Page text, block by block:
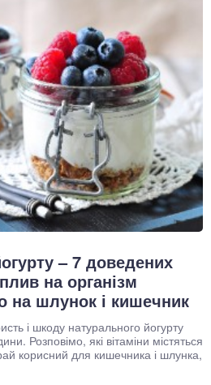
– 7 доведених
на організм
шлунок і кишечник
і шкоду натурального йогурту
Розповімо, які вітаміни містяться
корисний для кишечника і шлунка,